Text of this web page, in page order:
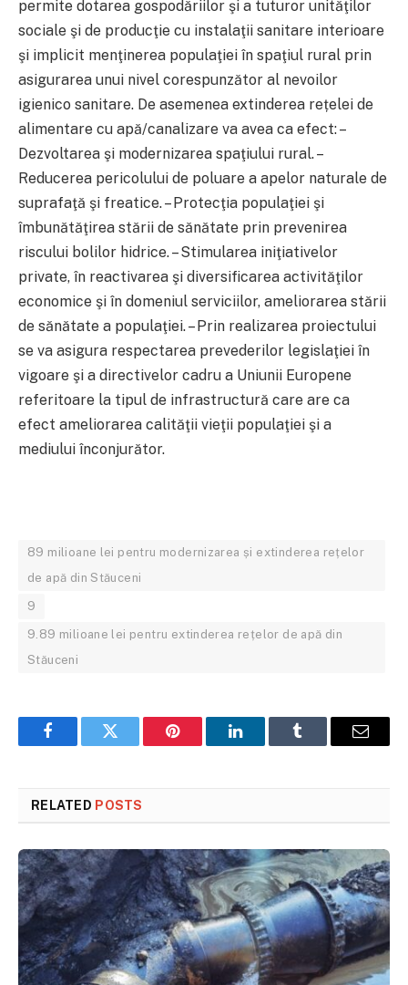
permite dotarea gospodăriilor şi a tuturor unităţilor
sociale şi de producţie cu instalaţii sanitare interioare
şi implicit menţinerea populaţiei în spaţiul rural prin
asigurarea unui nivel corespunzător al nevoilor
igienico sanitare. De asemenea extinderea rețelei de
alimentare cu apă/canalizare va avea ca efect: –
Dezvoltarea şi modernizarea spaţiului rural. –
Reducerea pericolului de poluare a apelor naturale de
suprafaţă şi freatice. – Protecţia populaţiei şi
îmbunătăţirea stării de sănătate prin prevenirea
riscului bolilor hidrice. – Stimularea iniţiativelor
private, în reactivarea şi diversificarea activităţilor
economice şi în domeniul serviciilor, ameliorarea stării
de sănătate a populaţiei. – Prin realizarea proiectului
se va asigura respectarea prevederilor legislaţiei în
vigoare şi a directivelor cadru a Uniunii Europene
referitoare la tipul de infrastructură care are ca
efect ameliorarea calităţii vieţii populaţiei şi a
mediului înconjurător.
89 milioane lei pentru modernizarea și extinderea rețelor
de apă din Stăuceni
9
9.89 milioane lei pentru extinderea rețelor de apă din
Stăuceni
FacebookTwitter Pinterest LinkedInTumblr Email
RELATED POSTS